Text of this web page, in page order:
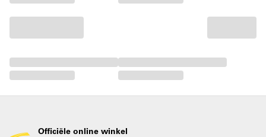
Officiële online winkel